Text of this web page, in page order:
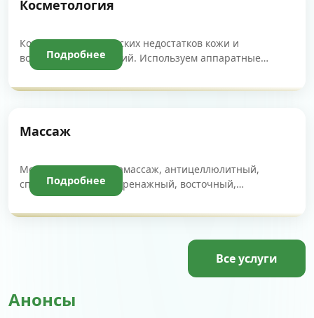
Косметология
Коррекция эстетических недостатков кожи и
возрастных изменений. Используем аппаратные
методики, инъекции и уходовую косметику для
улучшения внешности.
Подробнее
Массаж
Медицинский, аромамассаж, антицеллюлитный,
спортивный, лимфодренажный, восточный,
миофасциальный, висцеральный, детский,
психоматический массаж и лечебная физкультура.
Подробнее
Все услуги
Анонсы